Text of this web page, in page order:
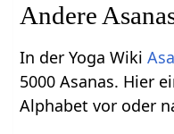
Andere
In der Yoga Wiki
5000 Asanas. Hier
Alphabet vor oder